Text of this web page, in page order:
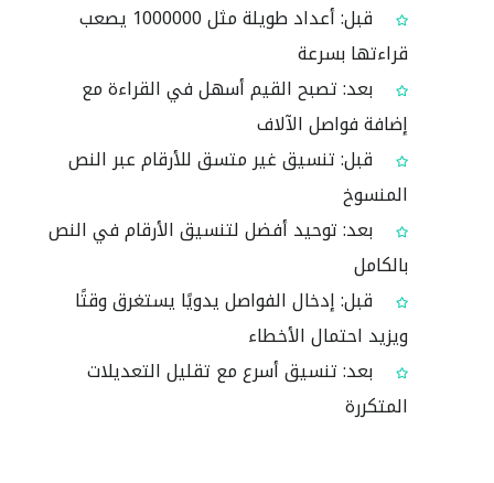
قبل: أعداد طويلة مثل 1000000 يصعب
قراءتها بسرعة
بعد: تصبح القيم أسهل في القراءة مع
إضافة فواصل الآلاف
قبل: تنسيق غير متسق للأرقام عبر النص
المنسوخ
بعد: توحيد أفضل لتنسيق الأرقام في النص
بالكامل
قبل: إدخال الفواصل يدويًا يستغرق وقتًا
ويزيد احتمال الأخطاء
بعد: تنسيق أسرع مع تقليل التعديلات
المتكررة